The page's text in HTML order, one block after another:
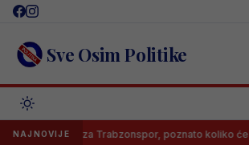
Skip
content Sve Osim Politike
NAJNOVIJE
potpisao za Trabzonspor, poznato koliko će